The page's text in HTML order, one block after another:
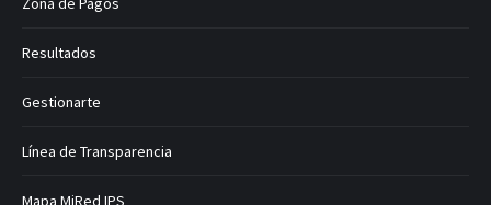
Resultados
Gestionarte
Línea de Transparencia
Mapa MiRed IPS